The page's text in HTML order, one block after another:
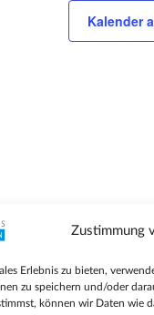
Zustimmung
Erlebnis zu bieten,
zu speichern und/oder
können wir Daten wie
Kalender